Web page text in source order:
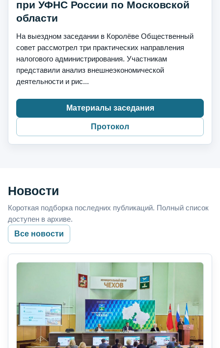
при УФНС России по Московской
области
На выездном заседании в Королёве Общественный
совет рассмотрел три практических направления
налогового администрирования. Участникам
представили анализ внешнеэкономической
деятельности и рис...
Материалы заседания
Протокол
Новости
Короткая подборка последних публикаций. Полный список
доступен в архиве.
Все новости